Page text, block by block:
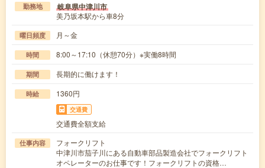
勤務地 岐阜県中津川市
美乃坂本駅から車8分
曜日頻度 月～金
時間 8:00～17:10（休憩70分）※実働8時間
期間 長期的に働けます！
時給 1360円
交通費
交通費全額支給
仕事内容
フォークリフト
中津川市茄子川にある自動車部品製造会社でフォークリフト
オペレーターのお仕事です！フォークリフトの資格…